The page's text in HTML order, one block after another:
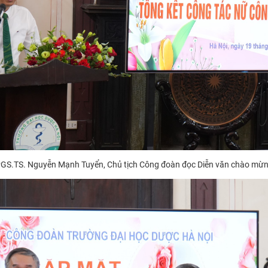
Nguyễn Mạnh Tuyển, Chủ tịch Công đoàn đọc Diễn văn chào